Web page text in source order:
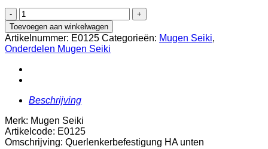
Querlenkerbefestigung
HA
unten
aantal
Toevoegen aan winkelwagen
Artikelnummer: E0125 Categorieën: Mugen Seiki,
Onderdelen Mugen Seiki
Beschrijving
Merk: Mugen Seiki
Artikelcode: E0125
Omschrijving: Querlenkerbefestigung HA unten